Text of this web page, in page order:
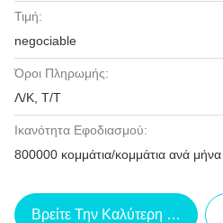
Τιμή:
negociable
Όροι Πληρωμής:
Λ/Κ, Τ/Τ
Ικανότητα Εφοδιασμού:
800000 κομμάτια/κομμάτια ανά
Βρείτε Την Καλύτερη Τιμή